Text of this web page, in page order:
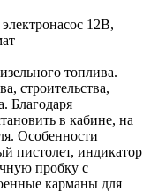
12В,
топлива.
строительства,
Благодаря
в кабине, на
Особенности
пистолет, индикатор
пробку с
карманы для